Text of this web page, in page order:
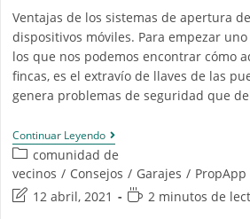
Ventajas de los sistemas de apertura
dispositivos móviles. Para empezar
los que nos podemos encontrar cómo
fincas, es el extravío de llaves de las
genera problemas de seguridad que
Continuar Leyendo
comunidad de
vecinos / Consejos / Garajes / PropApp
12 abril, 2021
2 minutos de